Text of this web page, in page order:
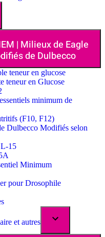
| Milieux de Eagle
de Dulbecco
teneur en glucose
teneur en Glucose
minimum de
(F10, F12)
Dulbecco Modifiés selon
15
Minimum
pour Drosophile
et autres